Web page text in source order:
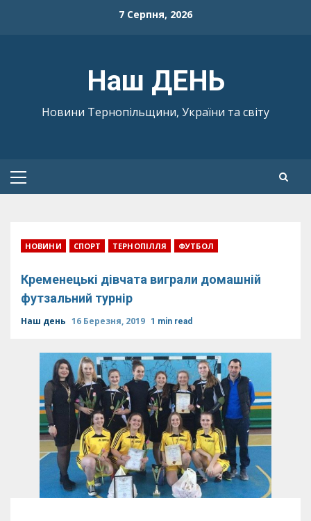
7 Серпня, 2026
Наш ДЕНЬ
Новини Тернопільщини, України та світу
Primary
НОВИНИ СПОРТ ТЕРНОПІЛЛЯ ФУТБОЛ
Кременецькі дівчата виграли домашній
футзальний турнір
Наш день 16 Березня, 2019 1 min read